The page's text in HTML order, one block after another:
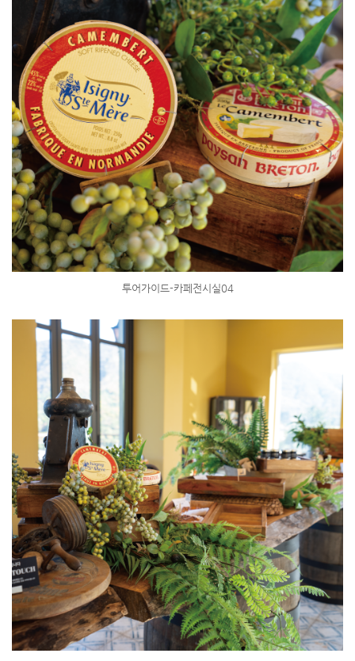
투어가이드-카페전시실04